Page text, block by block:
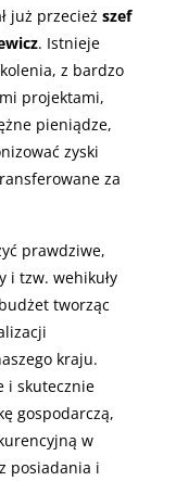
już przecież szef
. Istnieje
z bardzo
projektami,
pieniądze,
zyski
za
prawdziwe,
i tzw. wehikuły
tworząc
kraju.
i skutecznie
gospodarczą,
w
posiadania i